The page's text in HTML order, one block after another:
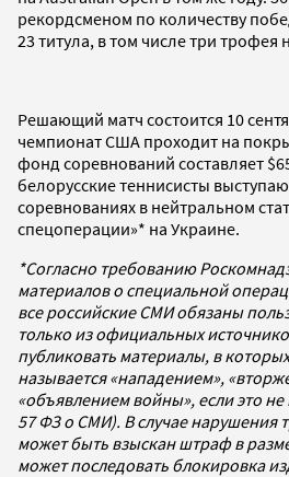
рекордсменом по количеству
23 титула, в том числе три трофея
Решающий матч состоится 10
чемпионат США проходит на
фонд соревнований составляет
белорусские теннисисты
соревнованиях в нейтральном
спецоперации»* на Украине.
*Согласно требованию
материалов о специальной
все российские СМИ обязаны
только из официальных
публиковать материалы, в
называется «нападением»,
«объявлением войны», если это не
57 ФЗ о СМИ). В случае нарушения
может быть взыскан штраф в
может последовать блокировка